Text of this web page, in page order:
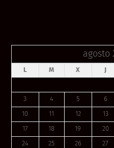
agosto
L M X
3 4 5 6
10 11 12 13
17 18 19 20
24 25 26 27